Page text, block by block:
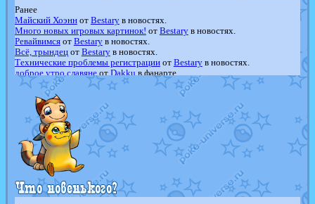
Ранее
Майский Хоэннот Bestaryв новостях.
Много новых игровых картинок! от Bestaryв новостях.
Ревайвимсяот Bestaryв новостях.
Всё, трындецот Bestaryв новостях.
Технические проблемы регистрацииот Bestaryв новостях.
доброе утро славянеот Dakku в фанарте.
Йолда и Мимикью отMavisNyanCatв фанарте.
Недовольный котомангуст
в фанарте.
The Dark Wishmaker
отRandomon
шадоу спиритомб
отilovearceus
в фанарте.
траббишотilovearceusв фанарте.
Raging BoltотGraceDaFox
в фанарте.
Shadow mismagiusотJOK_julia
в фанарте.
художникотvicavicaв фанарте.